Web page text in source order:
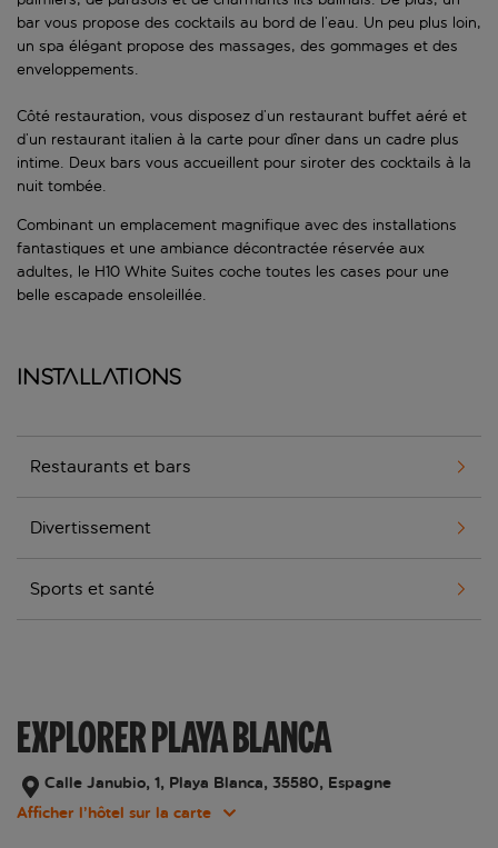
bar vous propose des cocktails au bord de l’eau. Un peu plus loin,
un spa élégant propose des massages, des gommages et des
enveloppements.
Côté restauration, vous disposez d’un restaurant buffet aéré et
d’un restaurant italien à la carte pour dîner dans un cadre plus
intime. Deux bars vous accueillent pour siroter des cocktails à la
nuit tombée.
Combinant un emplacement magnifique avec des installations
fantastiques et une ambiance décontractée réservée aux
adultes, le H10 White Suites coche toutes les cases pour une
belle escapade ensoleillée.
Installations
Restaurants et bars
Divertissement
Sports et santé
EXPLORER PLAYA BLANCA
Calle Janubio, 1, Playa Blanca, 35580, Espagne
Afficher l’hôtel sur la carte